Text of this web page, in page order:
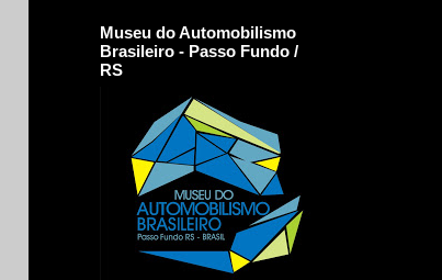
Museu do Automobilismo
Brasileiro - Passo Fundo /
RS